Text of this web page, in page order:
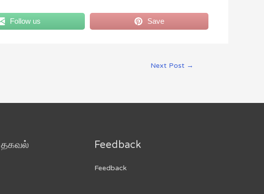
Follow us
Save
Next Post →
தகவல்
Feedback
Feedback